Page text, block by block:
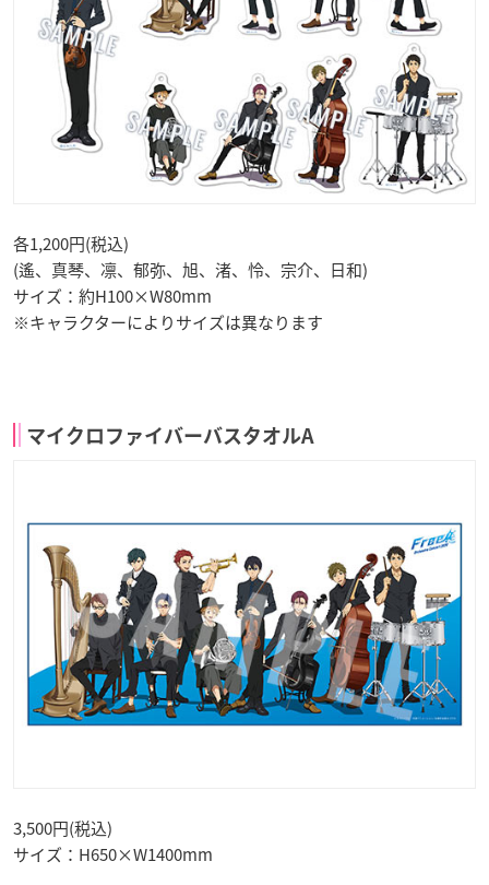
各1,200円(税込)
(遙、真琴、凛、郁弥、旭、渚、怜、宗介、日和)
サイズ：約H100×W80mm
※キャラクターによりサイズは異なります
マイクロファイバーバスタオルA
3,500円(税込)
サイズ：H650×W1400mm